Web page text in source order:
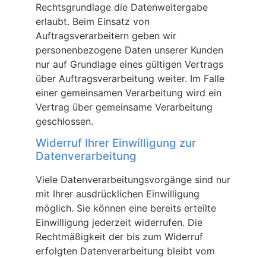
Rechtsgrundlage die Datenweitergabe
erlaubt. Beim Einsatz von
Auftragsverarbeitern geben wir
personenbezogene Daten unserer Kunden
nur auf Grundlage eines gültigen Vertrags
über Auftragsverarbeitung weiter. Im Falle
einer gemeinsamen Verarbeitung wird ein
Vertrag über gemeinsame Verarbeitung
geschlossen.
Widerruf Ihrer Einwilligung zur
Datenverarbeitung
Viele Datenverarbeitungsvorgänge sind nur
mit Ihrer ausdrücklichen Einwilligung
möglich. Sie können eine bereits erteilte
Einwilligung jederzeit widerrufen. Die
Rechtmäßigkeit der bis zum Widerruf
erfolgten Datenverarbeitung bleibt vom